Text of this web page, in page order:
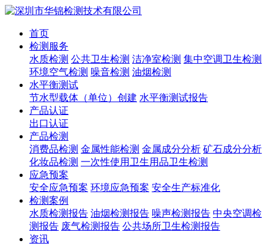
首页
检测服务
水质检测 公共卫生检测 洁净室检测 集中空调卫生检测
环境空气检测 噪音检测 油烟检测
水平衡测试
节水型载体（单位）创建 水平衡测试报告
产品认证
出口认证
产品检测
消费品检测 金属性能检测 金属成分分析 矿石成分分析
化妆品检测 一次性使用卫生用品卫生检测
应急预案
安全应急预案 环境应急预案 安全生产标准化
检测案例
水质检测报告 油烟检测报告 噪声检测报告 中央空调检
测报告 废气检测报告 公共场所卫生检测报告
资讯